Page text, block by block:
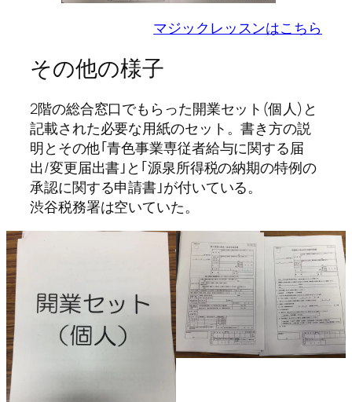
マジックレッスンはこちら
その他の様子
2階の総合窓口でもらった開業セット(個人)と
記載された必要な用紙のセット。書き方の説
明とその他｢青色事業専従者給与に関する届
出/変更届出書｣と｢源泉所得税の納期の特例の
承認に関する申請書｣が付いている。
渋谷税務署は空いていた。